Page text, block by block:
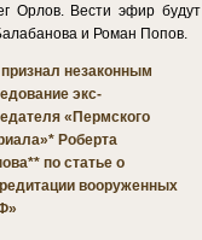
Орлов. Вести эфир будут
и Роман Попов.
незаконным
экс-
«Пермского
Роберта
по статье о
вооруженных